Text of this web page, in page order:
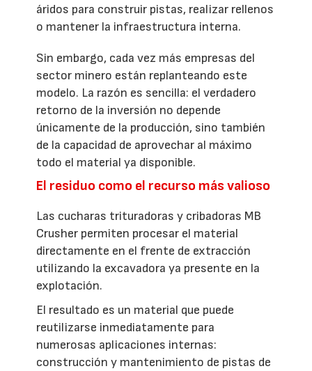
áridos para construir pistas, realizar rellenos
o mantener la infraestructura interna.
Sin embargo, cada vez más empresas del
sector minero están replanteando este
modelo. La razón es sencilla: el verdadero
retorno de la inversión no depende
únicamente de la producción, sino también
de la capacidad de aprovechar al máximo
todo el material ya disponible.
El residuo como el recurso más valioso
Las cucharas trituradoras y cribadoras MB
Crusher permiten procesar el material
directamente en el frente de extracción
utilizando la excavadora ya presente en la
explotación.
El resultado es un material que puede
reutilizarse inmediatamente para
numerosas aplicaciones internas:
construcción y mantenimiento de pistas de